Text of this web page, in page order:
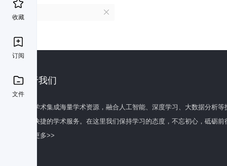
收藏
订阅
文件
关于我们
百度学术集成海量学术资源，融合人工智能、深度学习、大数据分析
全面快捷的学术服务。在这里我们保持学习的态度，不忘初心，砥砺前
了解更多>>